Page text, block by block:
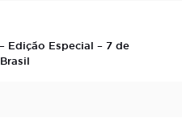
Edição Especial – 7 de